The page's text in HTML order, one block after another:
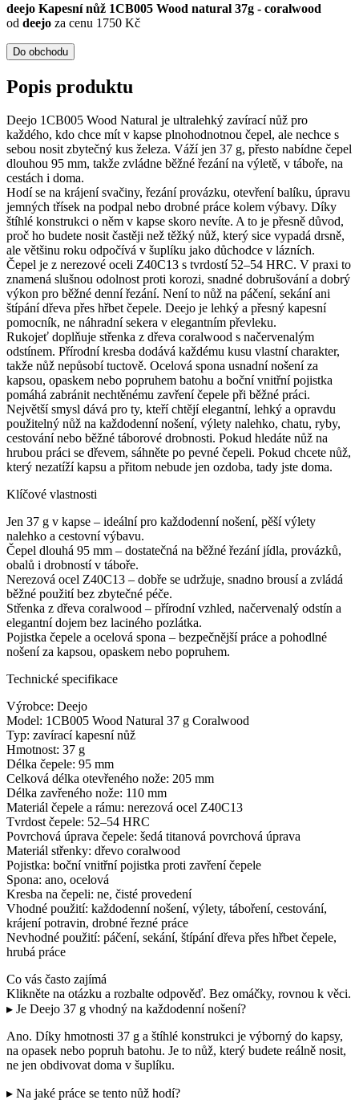
deejo Kapesní nůž 1CB005 Wood natural 37g - coralwood
od deejo za cenu 1750 Kč
Do obchodu
Popis produktu
Deejo 1CB005 Wood Natural je ultralehký zavírací nůž pro
každého, kdo chce mít v kapse plnohodnotnou čepel, ale nechce s
sebou nosit zbytečný kus železa. Váží jen 37 g, přesto nabídne čepel
dlouhou 95 mm, takže zvládne běžné řezání na výletě, v táboře, na
cestách i doma.
Hodí se na krájení svačiny, řezání provázku, otevření balíku, úpravu
jemných třísek na podpal nebo drobné práce kolem výbavy. Díky
štíhlé konstrukci o něm v kapse skoro nevíte. A to je přesně důvod,
proč ho budete nosit častěji než těžký nůž, který sice vypadá drsně,
ale většinu roku odpočívá v šuplíku jako důchodce v lázních.
Čepel je z nerezové oceli Z40C13 s tvrdostí 52–54 HRC. V praxi to
znamená slušnou odolnost proti korozi, snadné dobrušování a dobrý
výkon pro běžné denní řezání. Není to nůž na páčení, sekání ani
štípání dřeva přes hřbet čepele. Deejo je lehký a přesný kapesní
pomocník, ne náhradní sekera v elegantním převleku.
Rukojeť doplňuje střenka z dřeva coralwood s načervenalým
odstínem. Přírodní kresba dodává každému kusu vlastní charakter,
takže nůž nepůsobí tuctově. Ocelová spona usnadní nošení za
kapsou, opaskem nebo popruhem batohu a boční vnitřní pojistka
pomáhá zabránit nechtěnému zavření čepele při běžné práci.
Největší smysl dává pro ty, kteří chtějí elegantní, lehký a opravdu
použitelný nůž na každodenní nošení, výlety nalehko, chatu, ryby,
cestování nebo běžné táborové drobnosti. Pokud hledáte nůž na
hrubou práci se dřevem, sáhněte po pevné čepeli. Pokud chcete nůž,
který nezatíží kapsu a přitom nebude jen ozdoba, tady jste doma.
Klíčové vlastnosti
Jen 37 g v kapse – ideální pro každodenní nošení, pěší výlety
nalehko a cestovní výbavu.
Čepel dlouhá 95 mm – dostatečná na běžné řezání jídla, provázků,
obalů i drobností v táboře.
Nerezová ocel Z40C13 – dobře se udržuje, snadno brousí a zvládá
běžné použití bez zbytečné péče.
Střenka z dřeva coralwood – přírodní vzhled, načervenalý odstín a
elegantní dojem bez laciného pozlátka.
Pojistka čepele a ocelová spona – bezpečnější práce a pohodlné
nošení za kapsou, opaskem nebo popruhem.
Technické specifikace
Výrobce: Deejo
Model: 1CB005 Wood Natural 37 g Coralwood
Typ: zavírací kapesní nůž
Hmotnost: 37 g
Délka čepele: 95 mm
Celková délka otevřeného nože: 205 mm
Délka zavřeného nože: 110 mm
Materiál čepele a rámu: nerezová ocel Z40C13
Tvrdost čepele: 52–54 HRC
Povrchová úprava čepele: šedá titanová povrchová úprava
Materiál střenky: dřevo coralwood
Pojistka: boční vnitřní pojistka proti zavření čepele
Spona: ano, ocelová
Kresba na čepeli: ne, čisté provedení
Vhodné použití: každodenní nošení, výlety, táboření, cestování,
krájení potravin, drobné řezné práce
Nevhodné použití: páčení, sekání, štípání dřeva přes hřbet čepele,
hrubá práce
Co vás často zajímá
Klikněte na otázku a rozbalte odpověď. Bez omáčky, rovnou k věci.
▸ Je Deejo 37 g vhodný na každodenní nošení?
Ano. Díky hmotnosti 37 g a štíhlé konstrukci je výborný do kapsy,
na opasek nebo popruh batohu. Je to nůž, který budete reálně nosit,
ne jen obdivovat doma v šuplíku.
▸ Na jaké práce se tento nůž hodí?